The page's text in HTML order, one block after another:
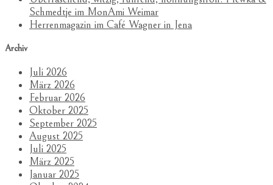
Schmedtje im MonAmi Weimar
Herrenmagazin im Café Wagner in Jena
Archiv
Juli 2026
März 2026
Februar 2026
Oktober 2025
September 2025
August 2025
Juli 2025
März 2025
Januar 2025